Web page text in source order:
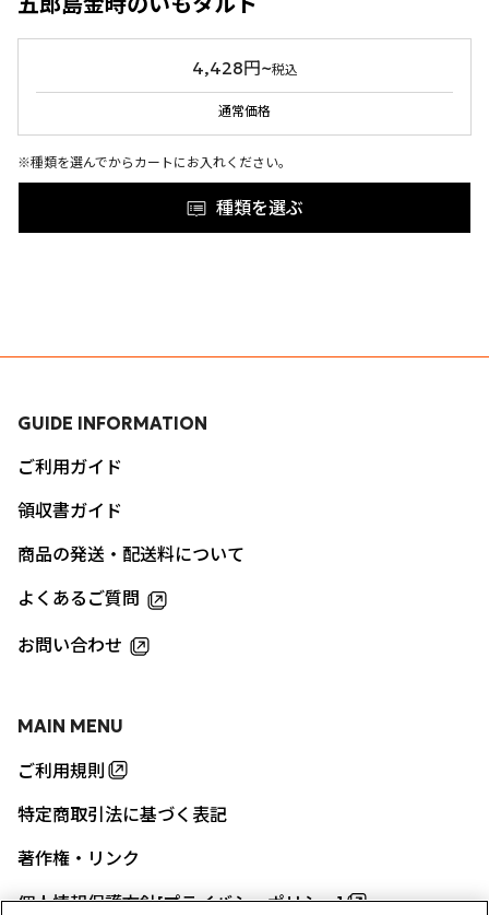
4,428円~税込
通常価格
※種類を選んでからカートにお入れください。
種類を選ぶ
MAIN MENU
ご利用規則
特定商取引法に基づく表記
著作権・リンク
個人情報保護方針[プライバシーポリシー]
GUIDE INFORMATION
ご利用ガイド
領収書ガイド
商品の発送・配送料について
よくあるご質問
お問い合わせ